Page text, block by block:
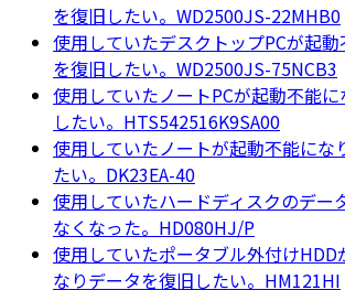
を復旧したい。WD2500JS-22MHB0
使用していたデスクトップPCが起
を復旧したい。WD2500JS-75NCB3
使用していたノートPCが起動不能
したい。HTS542516K9SA00
使用していたノートが起動不能にな
たい。DK23EA-40
使用していたハードディスクのデー
なくなった。HD080HJ/P
使用していたポータブル外付けHDD
なりデータを復旧したい。HM121HI